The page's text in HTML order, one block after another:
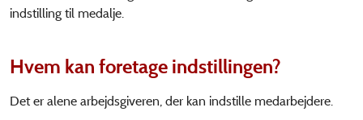
indstilling til medalje.
Hvem kan foretage indstillingen?
Det er alene arbejdsgiveren, der kan indstille medarbejdere.